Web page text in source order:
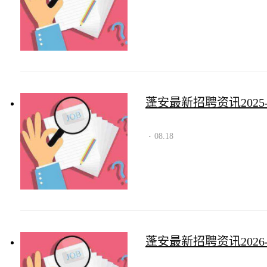
蓬安最新招聘资讯
· 08.18
蓬安最新招聘资讯